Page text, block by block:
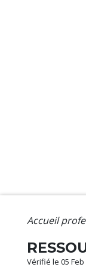
Accueil
Vérifié le 05